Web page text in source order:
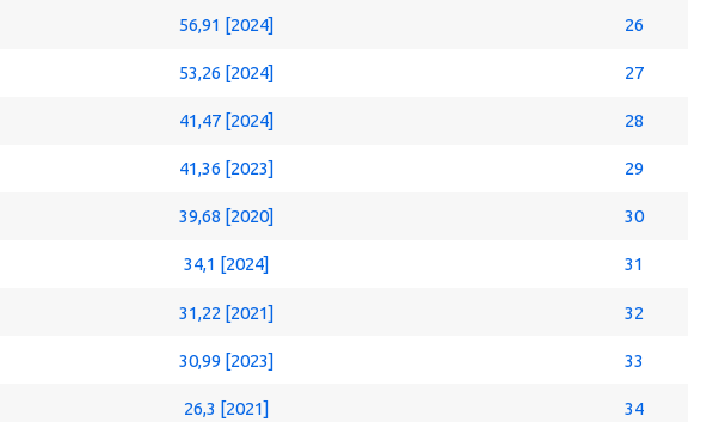
56,91 [2024] 26
53,26 [2024] 27
41,47 [2024] 28
41,36 [2023] 29
39,68 [2020] 30
34,1 [2024] 31
31,22 [2021] 32
30,99 [2023] 33
26,3 [2021] 34